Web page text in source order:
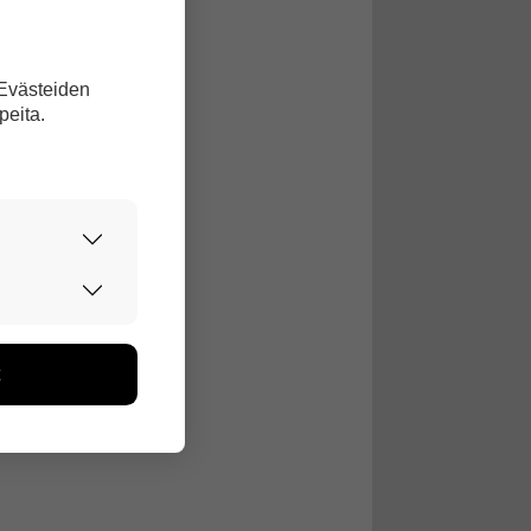
kerätään
Emme